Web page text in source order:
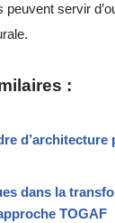
servir
:
d’architecture
dans la
TOGAF